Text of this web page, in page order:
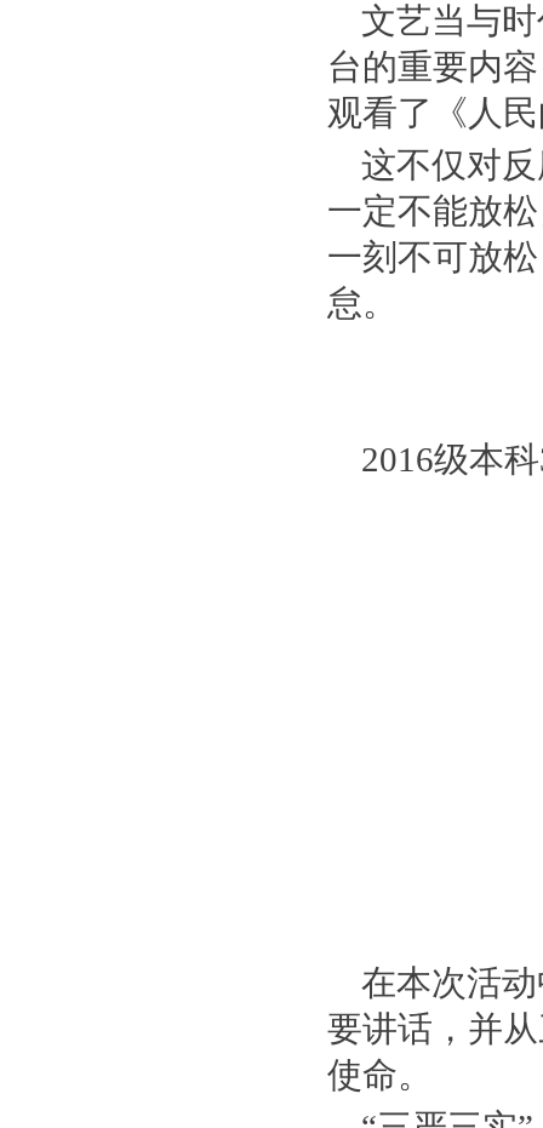
文艺当与
台的重要内
观看了《人
这不仅对
一定不能放
一刻不可放
怠。
2016级本科
在本次活
要讲话，并
使命。